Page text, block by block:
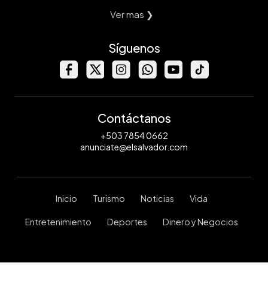
Ver mas ❯
Síguenos
Contáctanos
+503 7854 0662
anunciate@elsalvador.com
Inicio Turismo Noticias Vida
Entretenimiento Deportes Dinero y Negocios